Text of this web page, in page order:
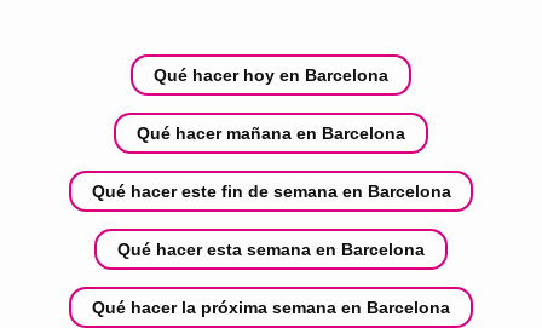
Qué hacer hoy en Barcelona
Qué hacer mañana en Barcelona
Qué hacer este fin de semana en Barcelona
Qué hacer esta semana en Barcelona
Qué hacer la próxima semana en Barcelona